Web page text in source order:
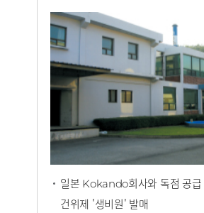
일본 Kokando회사와 독점 공
건위제 '생비원' 발매